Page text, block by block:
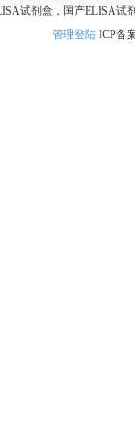
试剂盒，国产ELISA
管理登陆 ICP备